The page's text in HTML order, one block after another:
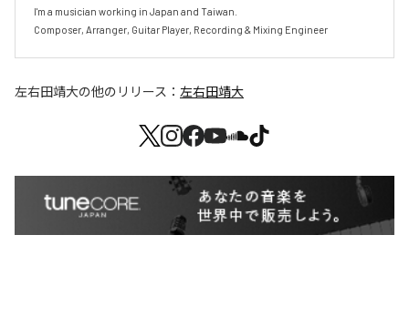
I'm a musician working in Japan and Taiwan.
Composer, Arranger, Guitar Player, Recording & Mixing Engineer
左右田靖大の他のリリース： 左右田靖大